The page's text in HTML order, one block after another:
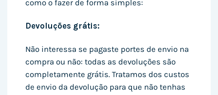
como o fazer de forma simples:
Devoluções grátis:
Não interessa se pagaste portes de envio na
compra ou não: todas as devoluções são
completamente grátis. Tratamos dos custos
de envio da devolução para que não tenhas